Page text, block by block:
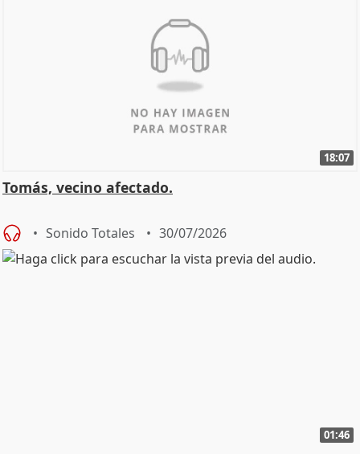
18:07
Tomás, vecino afectado.
Sonido Totales 30/07/2026
01:46